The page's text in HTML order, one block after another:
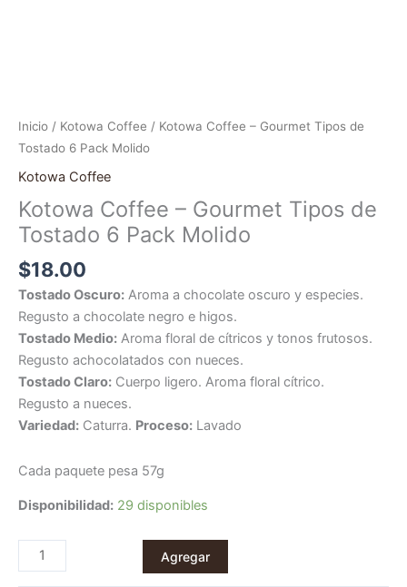
Inicio / Kotowa Coffee / Kotowa Coffee – Gourmet Tipos de
Tostado 6 Pack Molido
Kotowa Coffee
Kotowa Coffee – Gourmet Tipos de
Tostado 6 Pack Molido
$18.00
Tostado Oscuro: Aroma a chocolate oscuro y especies.
Regusto a chocolate negro e higos.
Tostado Medio: Aroma floral de cítricos y tonos frutosos.
Regusto achocolatados con nueces.
Tostado Claro: Cuerpo ligero. Aroma floral cítrico.
Regusto a nueces.
Variedad: Caturra. Proceso: Lavado
Cada paquete pesa 57g
Disponibilidad: 29 disponibles
Agregar